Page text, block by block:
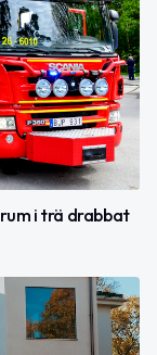
i trä drabbat